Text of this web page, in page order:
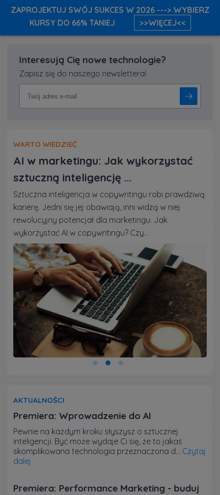
Interesują Cię nowe technologie?
Zapisz się do naszego newslettera!
WARTO WIEDZIEĆ
5 powodów dlaczego szkolenia
online są bardziej efektyw...
Zdobywanie i poszerzanie kwalifikacji wpisało się już
na stałe w nasze życie zawodowe. W każdej branży,
na każdym stanowisku prędzej czy później zachodzi
potrzeba zdobywania nowej...
AKTUALNOŚCI
Premiera: Wprowadzenie do AI
Pewnie na każdym kroku słyszysz o sztucznej
inteligencji. Być może wydaje Ci się, że to jakaś
skomplikowana technologia przeznaczona d... Czytaj
dalej
Premiera: Performance Marketing - buduj
ZAPROJEKTUJ SWÓJ SUKCES W 2026 ---> WYBIERZ
KURSY DO 66% TANIEJ
>>WIĘCEJ<<